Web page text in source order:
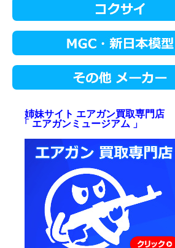
姉妹サイト エアガン買取専門店
「 エアガンミュージアム 」